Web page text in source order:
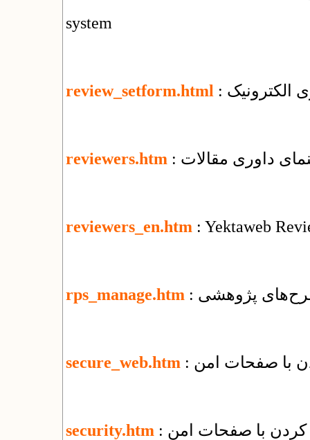
system
review_setform.html الکترونیک
reviewers.htm داوری مقالات
reviewers_en.htm : Yektaweb
rps_manage.htm پژوهشی
secure_web.htm
security.htm